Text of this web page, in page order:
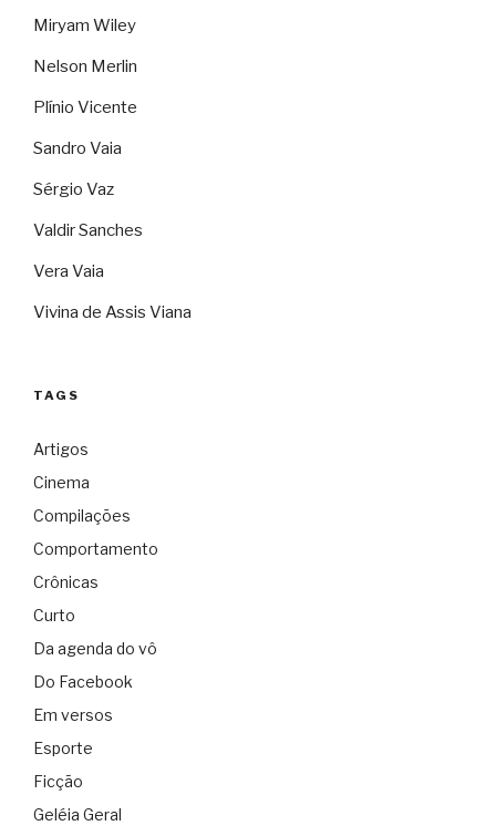
Miryam Wiley
Nelson Merlin
Plínio Vicente
Sandro Vaia
Sérgio Vaz
Valdir Sanches
Vera Vaia
Vivina de Assis Viana
TAGS
Artigos
Cinema
Compilações
Comportamento
Crônicas
Curto
Da agenda do vô
Do Facebook
Em versos
Esporte
Ficção
Geléia Geral